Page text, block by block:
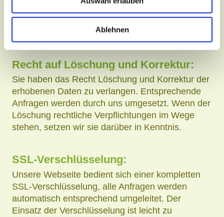
Ablehnen
widersprechen.Für die Geltendmachung des
Widerspruchsrechts reicht eine formlose
Recht auf Löschung und Korrektur:
Sie haben das Recht Löschung und Korrektur der
erhobenen Daten zu verlangen. Entsprechende
Anfragen werden durch uns umgesetzt. Wenn der
Löschung rechtliche Verpflichtungen im Wege
stehen, setzen wir sie darüber in Kenntnis.
SSL-Verschlüsselung:
Unsere Webseite bedient sich einer kompletten
SSL-Verschlüsselung, alle Anfragen werden
automatisch entsprechend umgeleitet. Der
Einsatz der Verschlüsselung ist leicht zu